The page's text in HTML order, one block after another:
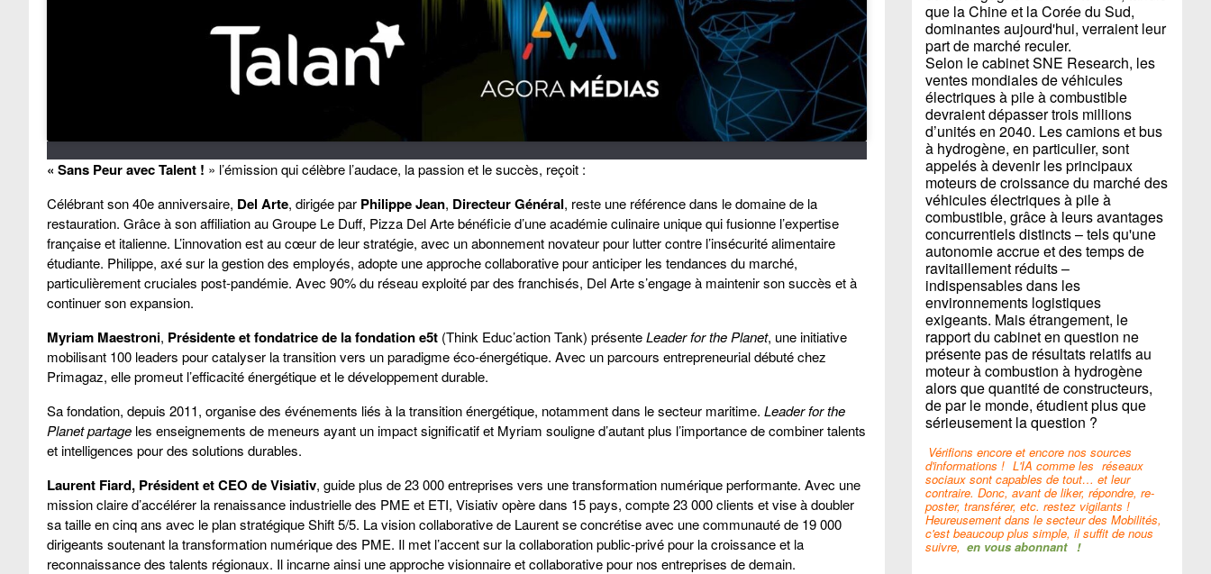
« Sans Peur avec Talent ! » l’émission qui célèbre l’audace, la passion et le succès, reçoit :
Célébrant son 40e anniversaire, Del Arte, dirigée par Philippe Jean, Directeur Général, reste une référence dans le domaine de la
restauration. Grâce à son affiliation au Groupe Le Duff, Pizza Del Arte bénéficie d’une académie culinaire unique qui fusionne l’expertise
française et italienne. L’innovation est au cœur de leur stratégie, avec un abonnement novateur pour lutter contre l’insécurité alimentaire
étudiante. Philippe, axé sur la gestion des employés, adopte une approche collaborative pour anticiper les tendances du marché,
particulièrement cruciales post-pandémie. Avec 90% du réseau exploité par des franchisés, Del Arte s’engage à maintenir son succès et à
continuer son expansion.
Myriam Maestroni, Présidente et fondatrice de la fondation e5t (Think Educ’action Tank) présenteLeader for the Planet, une initiative
mobilisant 100 leaders pour catalyser la transition vers un paradigme éco-énergétique. Avec un parcours entrepreneurial débuté chez
Primagaz, elle promeut l’efficacité énergétique et le développement durable.
Sa fondation, depuis 2011, organise des événements liés à la transition énergétique, notamment dans le secteur maritime. Leader for the
Planet partage les enseignements de meneurs ayant un impact significatif et Myriam souligne d’autant plus l’importance de combiner talents
et intelligences pour des solutions durables.
Laurent Fiard, Président et CEO de Visiativ, guide plus de 23 000 entreprises vers une transformation numérique performante. Avec une
mission claire d’accélérer la renaissance industrielle des PME et ETI, Visiativ opère dans 15 pays, compte 23 000 clients et vise à doubler
sa taille en cinq ans avec le plan stratégique Shift 5/5. La vision collaborative de Laurent se concrétise avec une communauté de 19 000
dirigeants soutenant la transformation numérique des PME. Il met l’accent sur la collaboration public-privé pour la croissance et la
reconnaissance des talents régionaux. Il incarne ainsi une approche visionnaire et collaborative pour nos entreprises de demain.
que la Chine et la Corée du Sud,
dominantes aujourd'hui, verraient leur
part de marché reculer.
Selon le cabinet SNE Research, les
ventes mondiales de véhicules
électriques à pile à combustible
devraient dépasser trois millions
d’unités en 2040. Les camions et bus
à hydrogène, en particulier, sont
appelés à devenir les principaux
moteurs de croissance du marché des
véhicules électriques à pile à
combustible, grâce à leurs avantages
concurrentiels distincts – tels qu'une
autonomie accrue et des temps de
ravitaillement réduits –
indispensables dans les
environnements logistiques
exigeants. Mais étrangement, le
rapport du cabinet en question ne
présente pas de résultats relatifs au
moteur à combustion à hydrogène
alors que quantité de constructeurs,
de par le monde, étudient plus que
sérieusement la question ?
Vérifions encore et encore nos sources
d'informations ! L'IA comme les réseaux
sociaux sont capables de tout… et leur
contraire. Donc, avant de liker, répondre, re-
poster, transférer, etc. restez vigilants !
Heureusement dans le secteur des Mobilités,
c'est beaucoup plus simple, il suffit de nous
suivre, en vous abonnant !